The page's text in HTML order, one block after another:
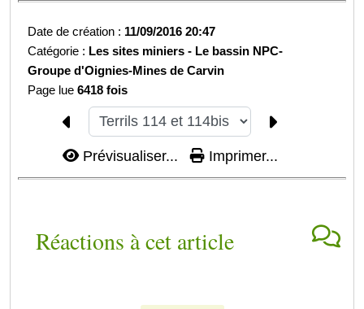
Date de création : 11/09/2016 20:47
Catégorie : Les sites miniers - Le bassin NPC-
Groupe d'Oignies-Mines de Carvin
Page lue6418 fois
Prévisualiser... Imprimer...
Réactions à cet article